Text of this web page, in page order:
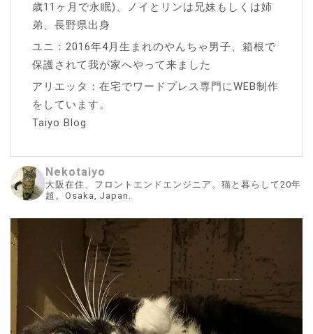
歳11ヶ月で永眠)、ノイとリンは兄妹もしくは姉
弟、長野県出身
ユニ：2016年4月生まれのやんちゃ男子、箱根で
保護されて我が家へやって来ました
アリエッタ：在宅でワードプレス専門にWEB制作
をしています。
Taiyo Blog
Nekotaiyo
大阪在住、フロントエンドエンジニア。猫と暮らして20年
超。Osaka, Japan.